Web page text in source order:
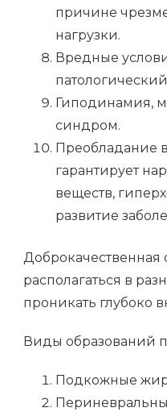
причине
нагрузки.
Вредные
Гиподинамия,
синдром.
Преобладание
гарантирует
веществ,
развитие
Доброкачественная
располагаться в
проникать глубоко
Виды образований
Подкожные